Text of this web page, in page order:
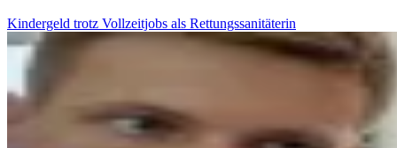
Kindergeld trotz Vollzeitjobs als Rettungssanitäterin